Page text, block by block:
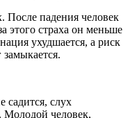
После падения человек
этого страха он меньше
ухудшается, а риск
замыкается.
садится, слух
Молодой человек,